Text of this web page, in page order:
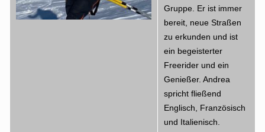
Gruppe. Er ist immer
bereit, neue Straßen
zu erkunden und ist
ein begeisterter
Freerider und ein
Genießer. Andrea
spricht fließend
Englisch, Französisch
und Italienisch.